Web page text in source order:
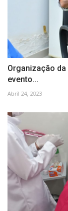
Organização
evento...
Abril 24, 2023